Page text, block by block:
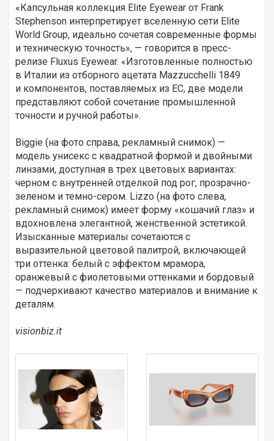
«Капсульная коллекция Elite Eyewear от Frank
Stephenson интерпретирует вселенную сети Elite
World Group, идеально сочетая современные формы
и техническую точность», — говорится в пресс-
релизе Fluxus Eyewear. «Изготовленные полностью
в Италии из отборного ацетата Mazzucchelli 1849
и компонентов, поставляемых из ЕС, две модели
представляют собой сочетание промышленной
точности и ручной работы».
Biggie (на фото справа, рекламный снимок) —
модель унисекс с квадратной формой и двойными
линзами, доступная в трех цветовых вариантах:
черном с внутренней отделкой под рог, прозрачно-
зеленом и темно-сером. Lizzo (на фото слева,
рекламный снимок) имеет форму «кошачий глаз» и
вдохновлена элегантной, женственной эстетикой.
Изысканные материалы сочетаются с
выразительной цветовой палитрой, включающей
три оттенка: белый с эффектом мрамора,
оранжевый с фиолетовыми оттенками и бордовый
— подчеркивают качество материалов и внимание к
деталям.
visionbiz.it